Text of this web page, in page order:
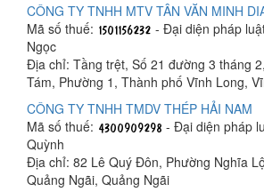
CÔNG TY TNHH MTV TÂN VĂN MINH
Mã số thuế:
- Đại diện pháp
Ngọc
Địa chỉ: Tầng trệt, Số 21 đường 3 tháng
Tám, Phường 1, Thành phố Vĩnh Long,
CÔNG TY TNHH TMDV THÉP HẢI NAM
Mã số thuế:
- Đại diện pháp
Quỳnh
Địa chỉ: 82 Lê Quý Đôn, Phường Nghĩa
Quảng Ngãi, Quảng Ngãi